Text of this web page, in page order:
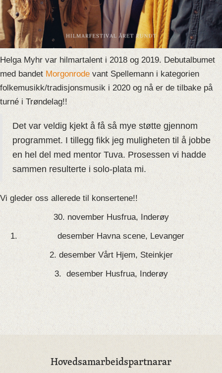
Helga Myhr var hilmartalent i 2018 og 2019. Debutalbumet
med bandet Morgonrode vant Spellemann i kategorien
folkemusikk/tradisjonsmusik i 2020 og nå er de tilbake på
turné i Trøndelag!!
Det var veldig kjekt å få så mye støtte gjennom
programmet. I tillegg fikk jeg muligheten til å jobbe
en hel del med mentor Tuva. Prosessen vi hadde
sammen resulterte i solo-plata mi.
Vi gleder oss allerede til konsertene!!
30. november Husfrua, Inderøy
desember Havna scene, Levanger
2. desember Vårt Hjem, Steinkjer
3. desember Husfrua, Inderøy
Hovedsamarbeidspartnarar